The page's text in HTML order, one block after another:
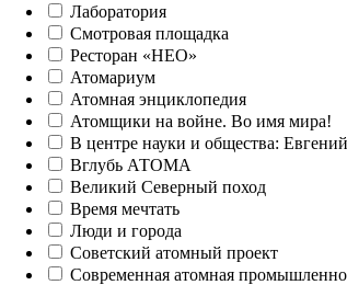
Лаборатория
Смотровая площадка
Ресторан «НЕО»
Атомариум
Атомная энциклопедия
Атомщики на войне. Во имя мира!
В центре науки и общества:
Вглубь АТОМА
Великий Северный поход
Время мечтать
Люди и города
Советский атомный проект
Современная атомная